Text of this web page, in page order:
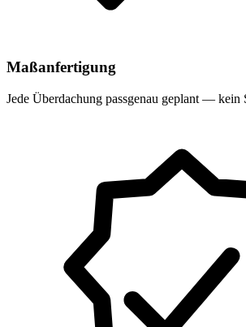
Maßanfertigung
Jede Überdachung passgenau geplant — kein